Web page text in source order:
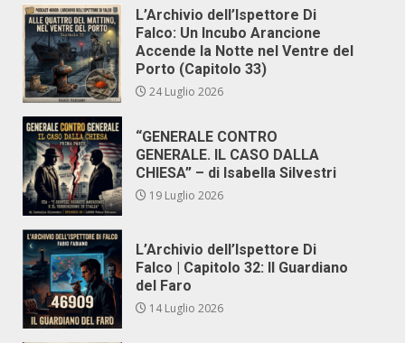
L’Archivio dell’Ispettore Di
Falco: Un Incubo Arancione
Accende la Notte nel Ventre del
Porto (Capitolo 33)
24 Luglio 2026
“GENERALE CONTRO
GENERALE. IL CASO DALLA
CHIESA” – di Isabella Silvestri
19 Luglio 2026
L’Archivio dell’Ispettore Di
Falco | Capitolo 32: Il Guardiano
del Faro
14 Luglio 2026